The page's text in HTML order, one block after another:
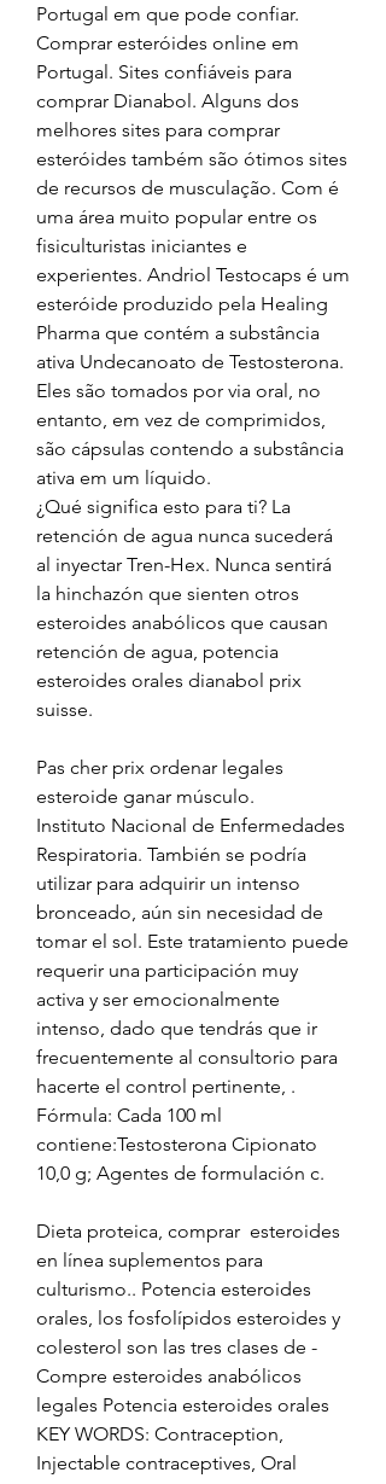
Portugal em que pode confiar.
Comprar esteróides online em
Portugal. Sites confiáveis para
comprar Dianabol. Alguns dos
melhores sites para comprar
esteróides também são ótimos sites
de recursos de musculação. Com é
uma área muito popular entre os
fisiculturistas iniciantes e
experientes. Andriol Testocaps é um
esteróide produzido pela Healing
Pharma que contém a substância
ativa Undecanoato de Testosterona.
Eles são tomados por via oral, no
entanto, em vez de comprimidos,
são cápsulas contendo a substância
ativa em um líquido.
¿Qué significa esto para ti? La
retención de agua nunca sucederá
al inyectar Tren-Hex. Nunca sentirá
la hinchazón que sienten otros
esteroides anabólicos que causan
retención de agua, potencia
esteroides orales dianabol prix
suisse.
Pas cher prix ordenar legales
esteroide ganar músculo.
Instituto Nacional de Enfermedades
Respiratoria. También se podría
utilizar para adquirir un intenso
bronceado, aún sin necesidad de
tomar el sol. Este tratamiento puede
requerir una participación muy
activa y ser emocionalmente
intenso, dado que tendrás que ir
frecuentemente al consultorio para
hacerte el control pertinente, .
Fórmula: Cada 100 ml
contiene:Testosterona Cipionato
10,0 g; Agentes de formulación c.
Dieta proteica, comprar  esteroides
en línea suplementos para
culturismo.. Potencia esteroides
orales, los fosfolípidos esteroides y
colesterol son las tres clases de -
Compre esteroides anabólicos
legales Potencia esteroides orales
KEY WORDS: Contraception,
Injectable contraceptives, Oral